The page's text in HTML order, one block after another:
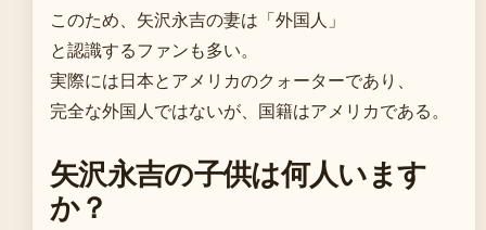
このため、矢沢永吉の妻は「外国人」
と認識するファンも多い。
実際には日本とアメリカのクォーターであり、
完全な外国人ではないが、国籍はアメリカである。
矢沢永吉の子供は何人います
か？